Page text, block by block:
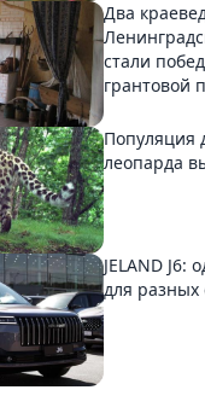
Два
стали
грантовой
Популяция
леопарда
JELAND J6:
для